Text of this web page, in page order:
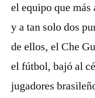
el equipo que más
y a tan solo dos
de ellos, el Che
el fútbol, bajó al
jugadores